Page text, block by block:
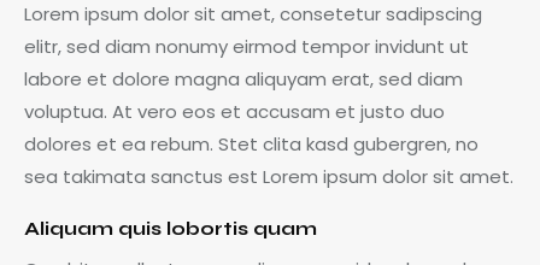
Lorem ipsum dolor sit amet, consetetur sadipscing
elitr, sed diam nonumy eirmod tempor invidunt ut
labore et dolore magna aliquyam erat, sed diam
voluptua. At vero eos et accusam et justo duo
dolores et ea rebum. Stet clita kasd gubergren, no
sea takimata sanctus est Lorem ipsum dolor sit amet.
Aliquam quis lobortis quam